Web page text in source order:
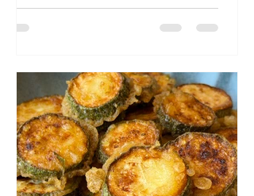
שמתאים למצב רוח מאוד מסוים. לדוגמה, אני
במצב רוח כזה, שבא לי להיות ברומא. אבל
ברומא אצלי בבית במזגן. ואתם? בואו נכין פיצה
רוזה כמו ברומא! |מצרכים להכנת פיצה רוזה
כמו ברומא